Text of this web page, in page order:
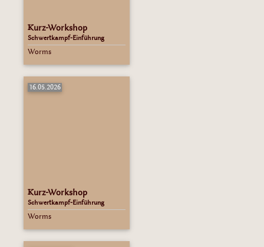
Kurz-Workshop
Schwertkampf-Einführung
Worms
16.05.2026
Kurz-Workshop
Schwertkampf-Einführung
Worms